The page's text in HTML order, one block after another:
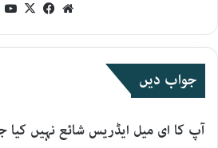
Website
Facebook
X
جواب دیں
آپ کا ای میل ایڈریس شائع نہیں کیا